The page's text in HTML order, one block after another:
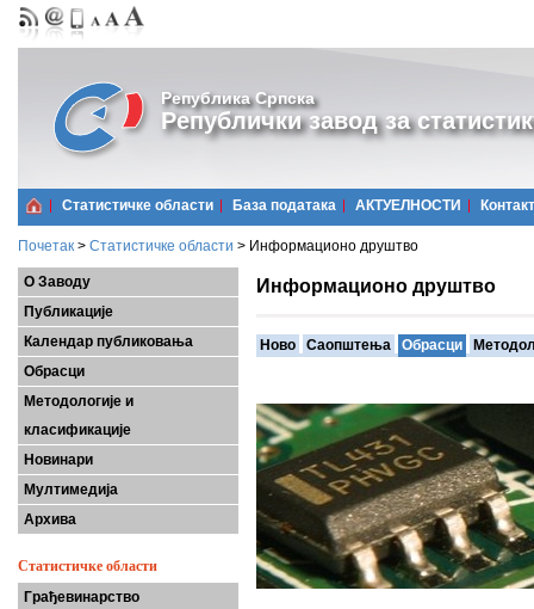
Република Српска
Републички завод за
Статистичке области Базa података АКТУЕЛНОСТИ Контакт
Почетак > Статистичке области > Информационо друштво
О Заводу
Публикације
Календар публиковања
Обрасци
Методологије и
класификације
Новинари
Мултимедија
Архива
Статистичке области
Грађевинарство
Информационо друштво
Ново Саопштења Обрасци